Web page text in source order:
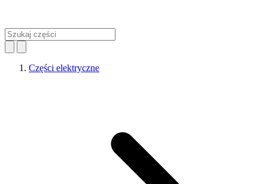
Części elektryczne